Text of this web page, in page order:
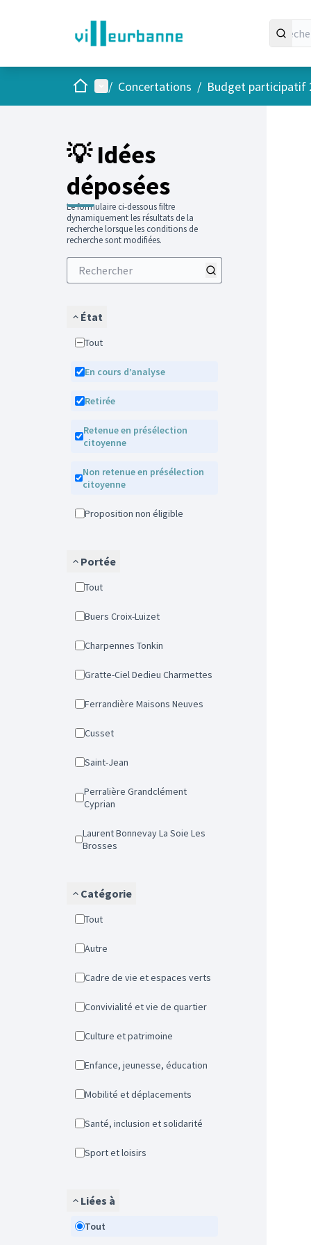
AccueilMenu principal
/ Concertations / Budget participatif
💡 Idées
déposées
Le formulaire ci-dessous filtre
dynamiquement les résultats de la
recherche lorsque les conditions de
recherche sont modifiées.
État
Tout
En cours d’analyse
Retirée
Retenue en présélection
citoyenne
Non retenue en présélection
citoyenne
Proposition non éligible
Portée
Tout
Buers Croix-Luizet
Charpennes Tonkin
Gratte-Ciel Dedieu Charmettes
Ferrandière Maisons Neuves
Cusset
Saint-Jean
Perralière Grandclément
Cyprian
Laurent Bonnevay La Soie Les
Brosses
Catégorie
Tout
Autre
Cadre de vie et espaces verts
Convivialité et vie de quartier
Culture et patrimoine
Enfance, jeunesse, éducation
Mobilité et déplacements
Santé, inclusion et solidarité
Sport et loisirs
Liées à
Tout